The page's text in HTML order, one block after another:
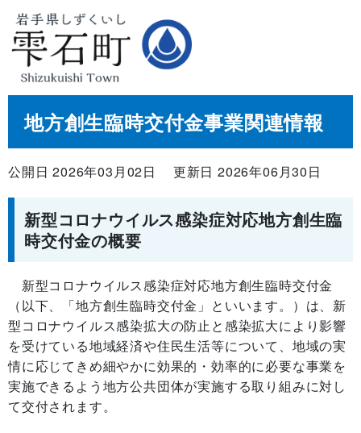
地方創生臨時交付金事業関連情報
公開日 2026年03月02日 更新日 2026年06月30日
新型コロナウイルス感染症対応地方創生臨
時交付金の概要
新型コロナウイルス感染症対応地方創生臨時交付金
（以下、「地方創生臨時交付金」といいます。）は、新
型コロナウイルス感染拡大の防止と感染拡大により影響
を受けている地域経済や住民生活等について、地域の実
情に応じてきめ細やかに効果的・効率的に必要な事業を
実施できるよう地方公共団体が実施する取り組みに対し
て交付されます。